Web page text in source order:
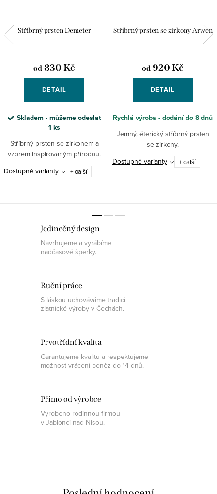
Stříbrný prsten Demeter
od 830 Kč
DETAIL
Skladem - můžeme odeslat
1 ks
Stříbrný prsten se zirkonem a
vzorem inspirovaným přírodou.
Dostupné varianty
+ další
Stříbrný prsten se zirkony Arwen
od 920 Kč
DETAIL
Rychlá výroba - dodání do 8 dnů
Jemný, éterický stříbrný prsten
se zirkony.
Dostupné varianty
+ další
Jedinečný design
Navrhujeme a vyrábíme
nadčasové šperky.
Ruční práce
S láskou uchováváme tradici
zlatnické výroby v Čechách.
Prvotřídní kvalita
Garantujeme kvalitu a respektujeme
možnost vrácení peněz do 14 dnů.
Přímo od výrobce
Vyrobeno rodinnou firmou
v Jablonci nad Nisou.